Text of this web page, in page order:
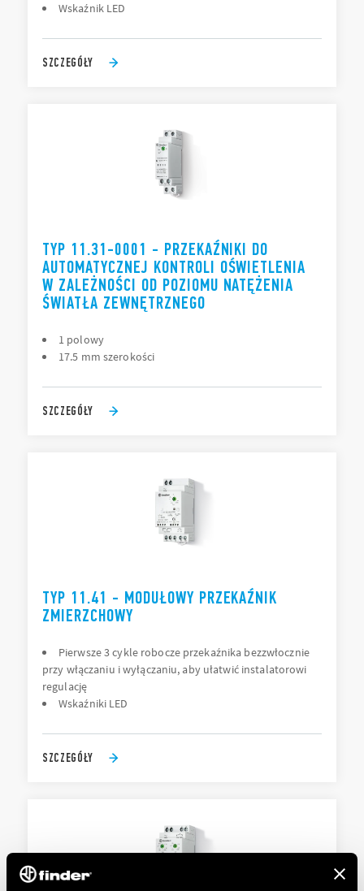
Wskaźnik LED
SZCZEGÓŁY
TYP 11.31-0001 - PRZEKAŹNIKI DO
AUTOMATYCZNEJ KONTROLI OŚWIETLENIA
W ZALEŻNOŚCI OD POZIOMU NATĘŻENIA
ŚWIATŁA ZEWNĘTRZNEGO
1 polowy
17.5 mm szerokości
SZCZEGÓŁY
TYP 11.41 - MODUŁOWY PRZEKAŹNIK
ZMIERZCHOWY
Pierwsze 3 cykle robocze przekaźnika bezzwłocznie
przy włączaniu i wyłączaniu, aby ułatwić instalatorowi
regulację
Wskaźniki LED
SZCZEGÓŁY